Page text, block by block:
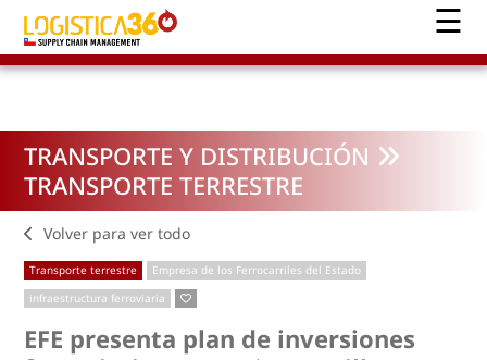
TRANSPORTE Y DISTRIBUCIÓN
TRANSPORTE TERRESTRE
Volver para ver todo
Transporte terrestre
Empresa de los Ferrocarriles del Estado
infraestructura ferroviaria
EFE presenta plan de inversiones